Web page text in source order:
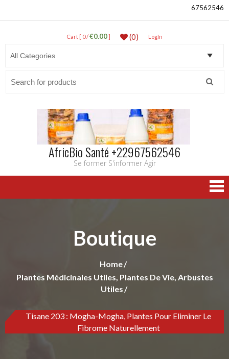
67562546
Cart [ 0 /€0.00] (0) LogIn
AfricBio Santé +22967562546
Se former S'informer Agir
Boutique
Home
Plantes Médicinales Utiles, Plantes De Vie, Arbustes
Utiles
Tisane 203 : Mogha-Mogha, Plantes Pour Eliminer Le
Fibrome Naturellement